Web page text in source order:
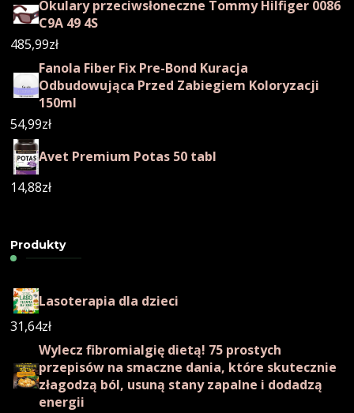
Okulary przeciwsłoneczne Tommy Hilfiger 0086
C9A 49 4S
485,99zł
Fanola Fiber Fix Pre-Bond Kuracja
Odbudowująca Przed Zabiegiem Koloryzacji
150ml
54,99zł
Avet Premium Potas 50 tabl
14,88zł
Produkty
Lasoterapia dla dzieci
31,64zł
Wylecz fibromialgię dietą! 75 prostych
przepisów na smaczne dania, które skutecznie
złagodzą ból, usuną stany zapalne i dodadzą
energii